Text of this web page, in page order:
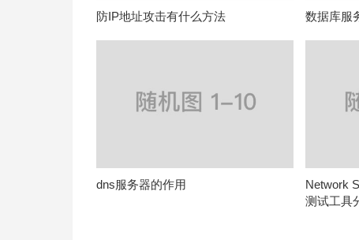
防IP地址攻击有什么方法 数据库服
dns服务器的作用
Network
测试工具